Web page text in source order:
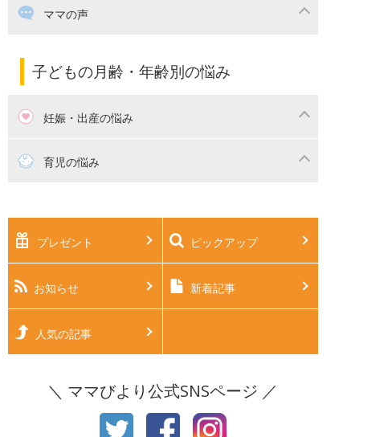
出産祝い・内祝い
住宅購入ママの声
子育てコラム
子どもの月齢・年齢別の悩み
妊娠・出産の悩み
妊活 育児の悩み
生後2ヶ月 生後3ヶ月
生後4ヶ月 生後5ヶ月
生後6ヶ月
生後11ヶ月
プレゼント ピックアップ
お知らせ 新着記事
人気の記事
＼ ママびより公式SNSページ ／